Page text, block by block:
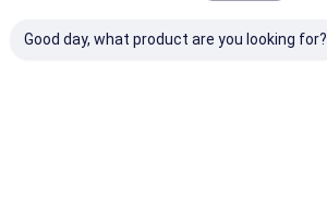
Good day, what product are you looking for?